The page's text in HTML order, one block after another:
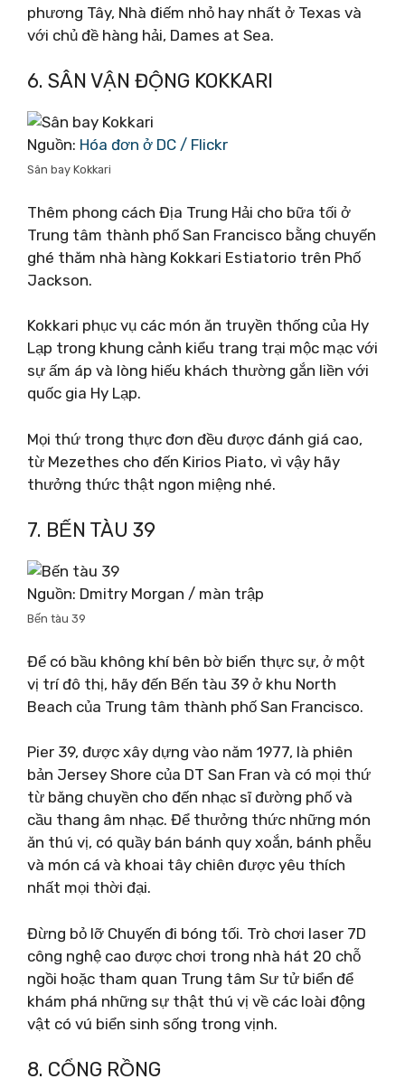
phương Tây, Nhà điếm nhỏ hay nhất ở Texas và
với chủ đề hàng hải, Dames at Sea.
6. SÂN VẬN ĐỘNG KOKKARI
Nguồn: Hóa đơn ở DC / Flickr
Sân bay Kokkari
Thêm phong cách Địa Trung Hải cho bữa tối ở
Trung tâm thành phố San Francisco bằng chuyến
ghé thăm nhà hàng Kokkari Estiatorio trên Phố
Jackson.
Kokkari phục vụ các món ăn truyền thống của Hy
Lạp trong khung cảnh kiểu trang trại mộc mạc với
sự ấm áp và lòng hiếu khách thường gắn liền với
quốc gia Hy Lạp.
Mọi thứ trong thực đơn đều được đánh giá cao,
từ Mezethes cho đến Kirios Piato, vì vậy hãy
thưởng thức thật ngon miệng nhé.
7. BẾN TÀU 39
Nguồn: Dmitry Morgan / màn trập
Bến tàu 39
Để có bầu không khí bên bờ biển thực sự, ở một
vị trí đô thị, hãy đến Bến tàu 39 ở khu North
Beach của Trung tâm thành phố San Francisco.
Pier 39, được xây dựng vào năm 1977, là phiên
bản Jersey Shore của DT San Fran và có mọi thứ
từ băng chuyền cho đến nhạc sĩ đường phố và
cầu thang âm nhạc. Để thưởng thức những món
ăn thú vị, có quầy bán bánh quy xoắn, bánh phễu
và món cá và khoai tây chiên được yêu thích
nhất mọi thời đại.
Đừng bỏ lỡ Chuyến đi bóng tối. Trò chơi laser 7D
công nghệ cao được chơi trong nhà hát 20 chỗ
ngồi hoặc tham quan Trung tâm Sư tử biển để
khám phá những sự thật thú vị về các loài động
vật có vú biển sinh sống trong vịnh.
8. CỔNG RỒNG